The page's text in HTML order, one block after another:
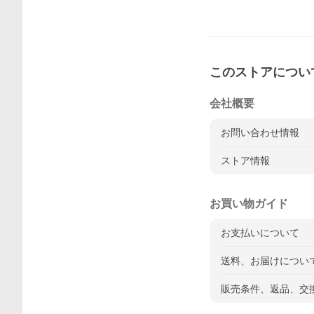
このストアについ
会社概要
お問い合わせ情報
ストア情報
お買い物ガイド
お支払いについて
送料、お届けについ
販売条件、返品、交